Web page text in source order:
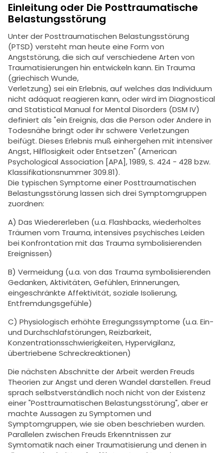
Einleitung oder Die Posttraumatische
Belastungsstörung
Unter der Posttraumatischen Belastungsstörung
(PTSD) versteht man heute eine Form von
Angststörung, die sich auf verschiedene Arten von
Traumatisierungen hin entwickeln kann. Ein Trauma
(griechisch Wunde,
Verletzung) sei ein Erlebnis, auf welches das Individuum
nicht adäquat reagieren kann, oder wird im Diagnostical
and Statistical Manual for Mental Disorders (DSM IV)
definiert als "ein Ereignis, das die Person oder Andere in
Todesnähe bringt oder ihr schwere Verletzungen
beifügt. Dieses Erlebnis muß einhergehen mit intensiver
Angst, Hilflosigkeit oder Entsetzen" (American
Psychological Association [APA], 1989, S. 424 - 428 bzw.
Klassifikationsnummer 309.81).
Die typischen Symptome einer Posttraumatischen
Belastungsstörung lassen sich drei Symptomgruppen
zuordnen:
A) Das Wiedererleben (u.a. Flashbacks, wiederholtes
Träumen vom Trauma, intensives psychisches Leiden
bei Konfrontation mit das Trauma symbolisierenden
Ereignissen)
B) Vermeidung (u.a. von das Trauma symbolisierenden
Gedanken, Aktivitäten, Gefühlen, Erinnerungen,
eingeschränkte Affektivität, soziale Isolierung,
Entfremdungsgefühle)
C) Physiologisch erhöhte Erregungssymptome (u.a. Ein-
und Durchschlafstörungen, Reizbarkeit,
Konzentrationsschwierigkeiten, Hypervigilanz,
übertriebene Schreckreaktionen)
Die nächsten Abschnitte der Arbeit werden Freuds
Theorien zur Angst und deren Wandel darstellen. Freud
sprach selbstverständlich noch nicht von der Existenz
einer "Posttraumatischen Belastungsstörung", aber er
machte Aussagen zu Symptomen und
Symptomgruppen, wie sie oben beschrieben wurden.
Parallelen zwischen Freuds Erkenntnissen zur
Symtomatik nach einer Traumatisierung und denen in